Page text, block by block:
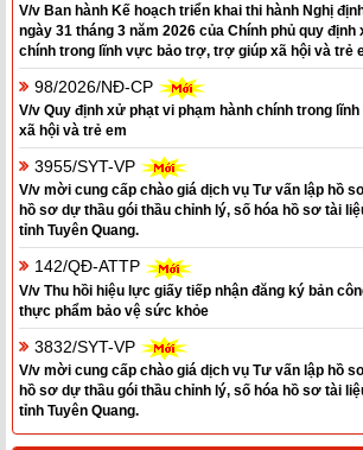
V/v Ban hành Kế hoạch triển khai thi hành Nghị
ngày 31 tháng 3 năm 2026 của Chính phủ quy
chính trong lĩnh vực bảo trợ, trợ giúp xã hội và trẻ
98/2026/NĐ-CP
V/v Quy định xử phạt vi phạm hành chính trong
xã hội và trẻ em
3955/SYT-VP
V/v mời cung cấp chào giá dịch vụ Tư vấn lập hồ
hồ sơ dự thầu gói thầu chỉnh lý, số hóa hồ sơ tài
tỉnh Tuyên Quang.
142/QĐ-ATTP
V/v Thu hồi hiệu lực giấy tiếp nhận đăng ký bản
thực phẩm bảo vệ sức khỏe
3832/SYT-VP
V/v mời cung cấp chào giá dịch vụ Tư vấn lập hồ
hồ sơ dự thầu gói thầu chỉnh lý, số hóa hồ sơ tài
tỉnh Tuyên Quang.